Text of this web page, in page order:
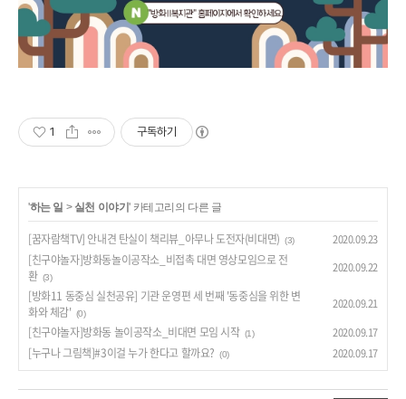
1 구독하기
'하는 일 > 실천 이야기' 카테고리의 다른 글
[꿈자람책TV] 안내견 탄실이 책리뷰_아무나 도전자(비대면) (3) 2020.09.23
[친구야놀자]방화동놀이공작소_비접촉 대면 영상모임으로 전
환 (3)
2020.09.22
[방화11 동중심 실천공유] 기관 운영편 세 번째 '동중심을 위한 변
화와 체감' (0)
2020.09.21
[친구야놀자]방화동 놀이공작소_비대면 모임 시작 (1) 2020.09.17
[누구나 그림책]#3이걸 누가 한다고 할까요? (0) 2020.09.17